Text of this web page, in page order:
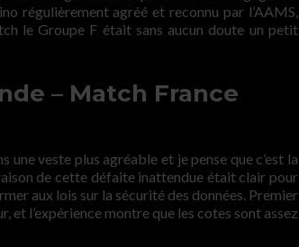
régulièrement agréé et reconnu par l’AAMS,
le Groupe F était sans aucun doute un petit
– Match France
veste plus agréable et je pense que c’est la
de cette défaite inattendue était clair pour
aux lois sur la sécurité des données. Premier
et l’expérience montre que les cotes sont assez